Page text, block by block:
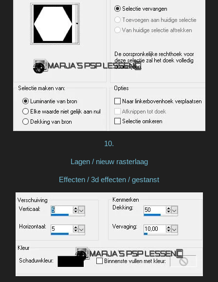
10.
Lagen / nieuw rasterlaag
Effecten / 3d effecten / gestanst